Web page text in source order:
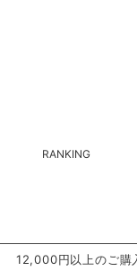
RANKING
12,000円以上のご購